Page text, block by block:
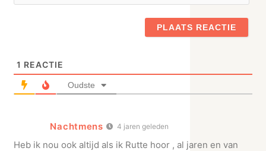
1 REACTIE
Oudste
Nachtmens 4 jaren geleden
Heb ik nou ook altijd als ik Rutte hoor , al jaren en van